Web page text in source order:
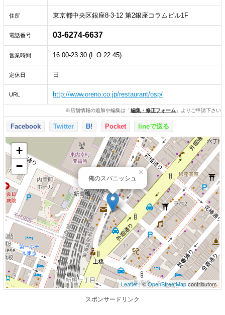
住所 東京都中央区銀座8-3-12 第2銀座コラムビル1F
電話番号 03-6274-6637
営業時間 16:00-23:30 (L.O.22:45)
定休日 日
URL http://www.oreno.co.jp/restaurant/osp/
※店舗情報の追加や編集は「編集・修正フォーム 」よりご申請下さい
Facebook Twitter B! Pocket lineで送る
俺のスパニッシュ
×
+
−
Leaflet| ©OpenStreetMapcontributors
スポンサードリンク